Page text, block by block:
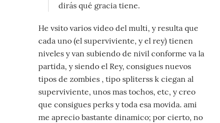
dirás qué gracia tiene.
He vsito varios video del multi, y resulta que
cada uno (el superviviente, y el rey) tienen
niveles y van subiendo de nivil conforme va la
partida, y siendo el Rey, consigues nuevos
tipos de zombies , tipo spliterss k ciegan al
superviviente, unos mas tochos, etc, y creo
que consigues perks y toda esa movida. ami
me aprecio bastante dinamico; por cierto, no